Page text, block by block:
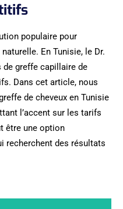
populaire pour
En Tunisie, le Dr.
de greffe capillaire de
Dans cet article, nous
de cheveux en Tunisie
l’accent sur les tarifs
être une option
recherchent des résultats